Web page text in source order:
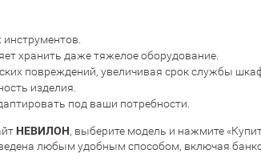
хранить даже тяжелое оборудование.
повреждений, увеличивая срок службы
изделия.
под ваши потребности.
НЕВИЛОН, выберите модель и нажмите
любым удобным способом, включая